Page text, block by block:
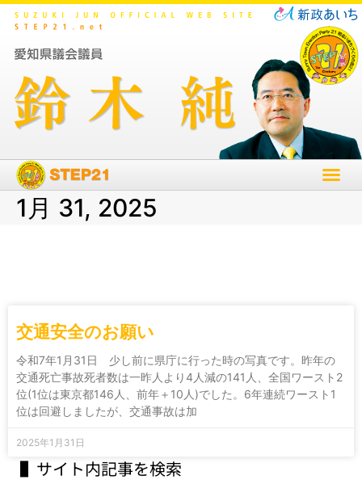
1月 31, 2025
交通安全のお願い
令和7年1月31日 少し前に県庁に行った時の写真です。昨年の
交通死亡事故死者数は一昨人より4人減の141人、全国ワースト2
位(1位は東京都146人、前年＋10人)でした。6年連続ワースト1
位は回避しましたが、交通事故は加
2025年1月31日
▌サイト内記事を検索